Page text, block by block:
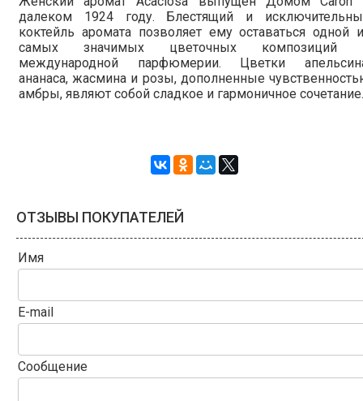
далеком 1924 году. Блестящий и
коктейль аромата позволяет ему оставаться одной
самых значимых цветочных композиций
международной парфюмерии. Цветки
ананаса, жасмина и розы, дополненные
амбры, являют собой сладкое и гармоничное
ОТЗЫВЫ ПОКУПАТЕЛЕЙ
Имя
E-mail
Сообщение